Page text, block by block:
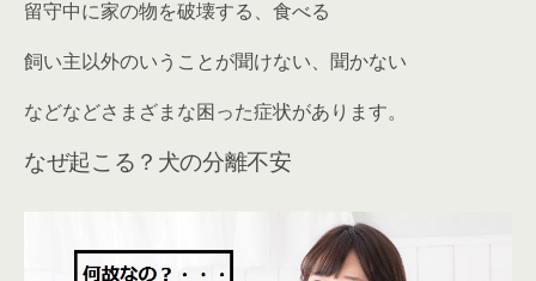
留守中に家の物を破壊する、食べる
飼い主以外のいうことが聞けない、聞かない
などなどさまざまな困った症状があります。
なぜ起こる？犬の分離不安